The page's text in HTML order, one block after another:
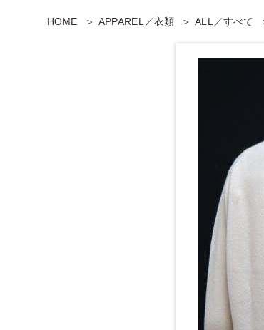
HOME APPAREL／衣類 ALL／すべて